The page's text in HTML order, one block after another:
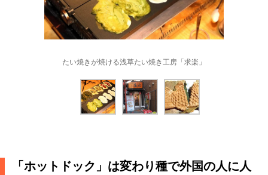
たい焼きが焼ける浅草たい焼き工房「求楽」
「ホットドック」は変わり種で外国の人に人